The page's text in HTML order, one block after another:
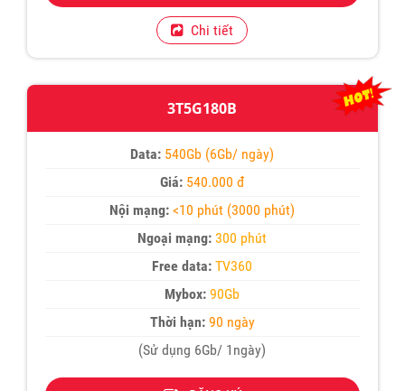
Chi tiết
3T5G180B
Data: 540Gb (6Gb/ ngày)
Giá: 540.000 đ
Nội mạng: <10 phút (3000 phút)
Ngoại mạng: 300 phút
Free data: TV360
Mybox: 90Gb
Thời hạn:90 ngày
(Sử dụng 6Gb/ 1ngày)